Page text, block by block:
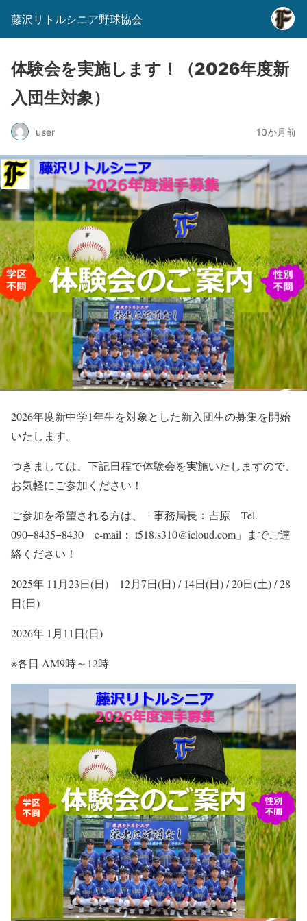
藤沢リトルシニア野球協会
体験会を実施します！（2026年度新
入団生対象）
user 10か月前
2026年度新中学1年生を対象とした新入団生の募集を開始
いたします。
つきましては、下記日程で体験会を実施いたしますので、
お気軽にご参加ください！
ご参加を希望される方は、「事務局長：吉原 Tel.
090−8435−8430 e-mail： t518.s310@icloud.com」までご連
絡ください！
2025年 11月23日(日) 12月7日(日) / 14日(日) / 20日(土) / 28
日(日)
2026年 1月11日(日)
※各日 AM9時～12時